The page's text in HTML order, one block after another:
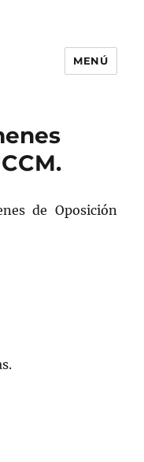
MENÚ
de Oposición